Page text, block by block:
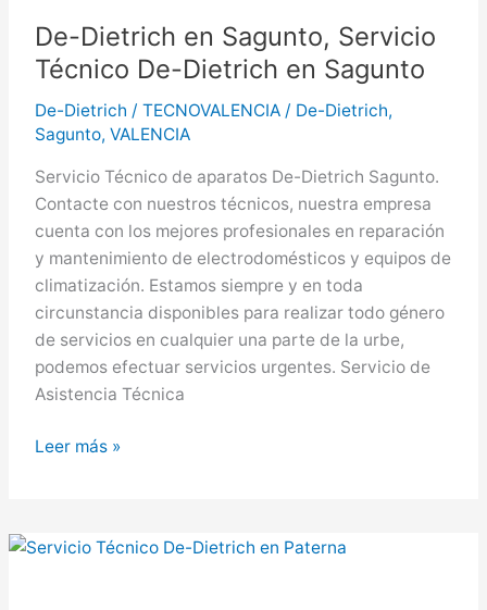
Dietrich
en
Alzira
De-Dietrich en Sagunto, Servicio
Técnico De-Dietrich en Sagunto
De-Dietrich / TECNOVALENCIA / De-Dietrich,
Sagunto, VALENCIA
Servicio Técnico de aparatos De-Dietrich Sagunto.
Contacte con nuestros técnicos, nuestra empresa
cuenta con los mejores profesionales en reparación
y mantenimiento de electrodomésticos y equipos de
climatización. Estamos siempre y en toda
circunstancia disponibles para realizar todo género
de servicios en cualquier una parte de la urbe,
podemos efectuar servicios urgentes. Servicio de
Asistencia Técnica
De-
Servicio
Leer más »